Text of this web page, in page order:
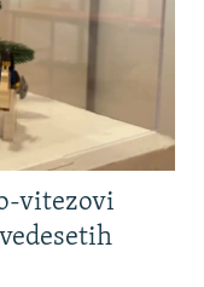
vitezovi